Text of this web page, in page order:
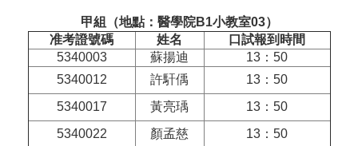
甲組（地點：醫學院B1小教室03）
准考證號碼
姓名
口試報到時間
5340003
蘇揚迪
13：50
5340012
許馯偊
13：50
5340017
黃亮瑀
13：50
5340022
顏孟慈
13：50